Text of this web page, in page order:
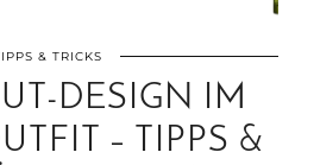
& TRICKS
DESIGN IM
– TIPPS &